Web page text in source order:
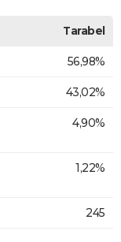
Tarabel
56,98%
43,02%
4,90%
1,22%
245